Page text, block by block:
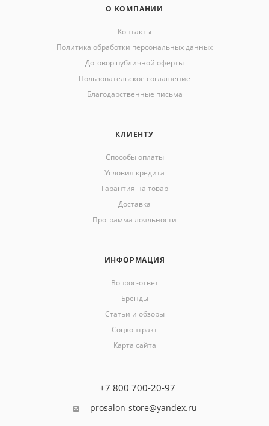
О КОМПАНИИ
Контакты
Политика обработки персональных данных
Договор публичной оферты
Пользовательское соглашение
Благодарственные письма
КЛИЕНТУ
Способы оплаты
Условия кредита
Гарантия на товар
Доставка
Программа лояльности
ИНФОРМАЦИЯ
Вопрос-ответ
Бренды
Статьи и обзоры
Соцконтракт
Карта сайта
+7 800 700-20-97
prosalon-store@yandex.ru